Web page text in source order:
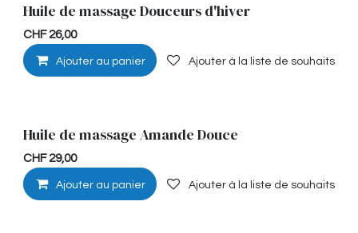
Détente
Huile de massage Douceurs d'hiver
CHF 26,00
Ajouter au panier Ajouter à la liste de souhaits
Détente
Huile de massage Amande Douce
CHF 29,00
Ajouter au panier Ajouter à la liste de souhaits